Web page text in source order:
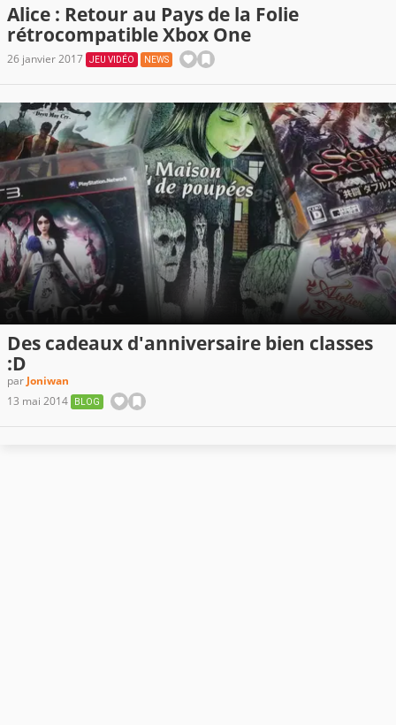
Alice : Retour au Pays de la Folie
rétrocompatible Xbox One
26 janvier 2017 JEU VIDÉO NEWS
Des cadeaux d'anniversaire bien classes
:D
par Joniwan
13 mai 2014
BLOG